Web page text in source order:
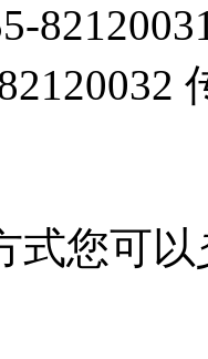
式您可以